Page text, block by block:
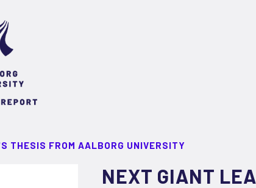
THESIS FROM AALBORG UNIVERSITY
NEXT GIANT